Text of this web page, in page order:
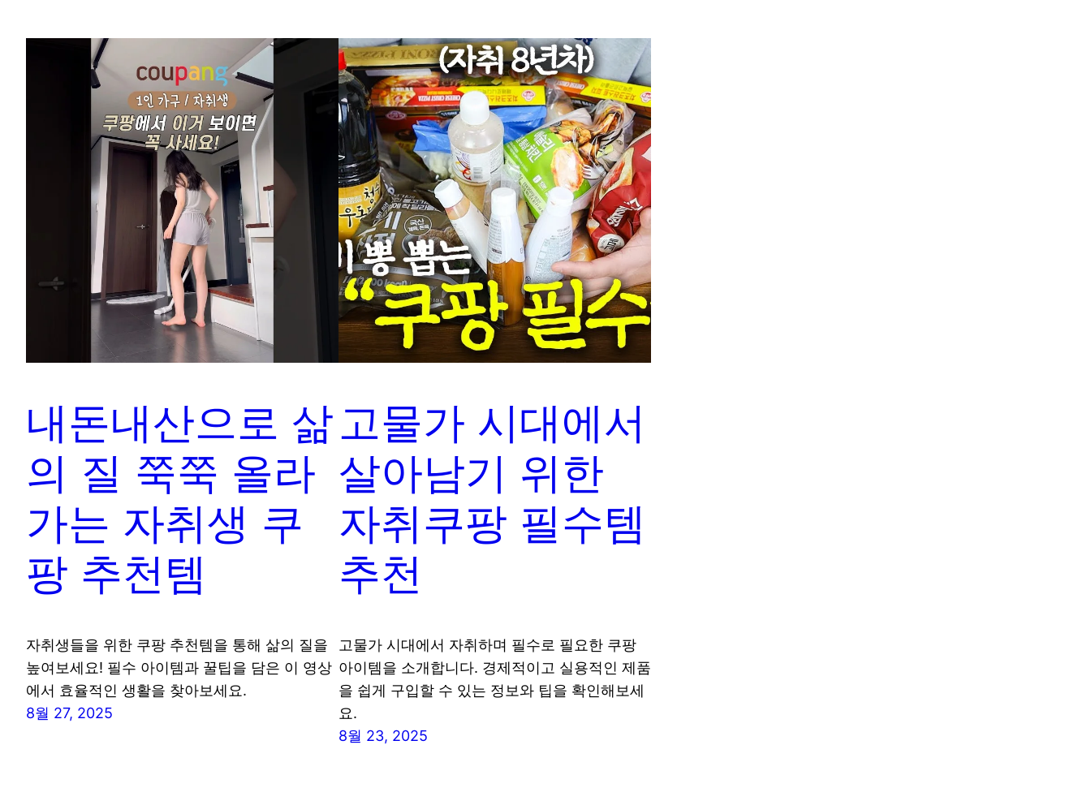
내돈내산으로 삶
의 질 쭉쭉 올라
가는 자취생 쿠
팡 추천템
자취생들을 위한 쿠팡 추천템을 통해 삶의 질을
높여보세요! 필수 아이템과 꿀팁을 담은 이 영상
에서 효율적인 생활을 찾아보세요.
8월 27, 2025
고물가 시대에서
살아남기 위한
자취쿠팡 필수템
추천
고물가 시대에서 자취하며 필수로 필요한 쿠팡
아이템을 소개합니다. 경제적이고 실용적인 제품
을 쉽게 구입할 수 있는 정보와 팁을 확인해보세
요.
8월 23, 2025